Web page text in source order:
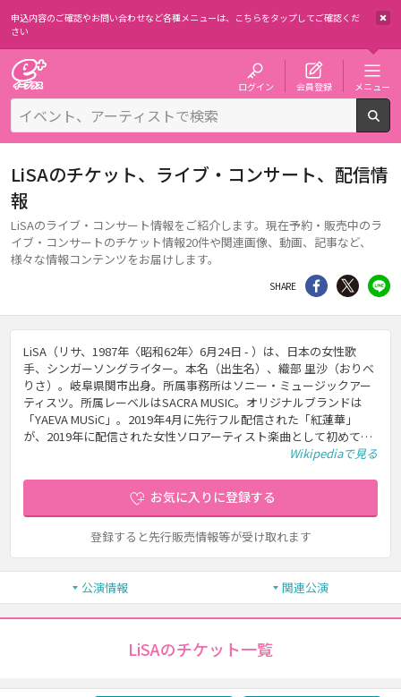
申込内容のご確認やお問い合わせなど各種メニューは、 こちらをタップしてご確認くだ
さい
ログイン 会員登録 メニュー
LiSAのチケット、ライブ・コンサート、配信情
報
LiSAのライブ・コンサート情報をご紹介します。現在予約・販売中のラ
イブ・コンサートのチケット情報20件や関連画像、動画、記事など、
様々な情報コンテンツをお届けします。
SHARE シェア Twitter
LiSA（リサ、1987年〈昭和62年〉6月24日 - ）は、日本の女性歌
手、シンガーソングライター。本名（出生名）、織部 里沙（おりべ
りさ）。岐阜県関市出身。所属事務所はソニー・ミュージックアー
ティスツ。所属レーベルはSACRA MUSIC。オリジナルブランドは
「YAEVA MUSiC」。2019年4月に先行フル配信された「紅蓮華」
が、2019年に配信された女性ソロアーティスト楽曲として初めて…
Wikipediaで見る
お気に入りに登録する
登録すると先行販売情報等が受け取れます
公演情報 関連公演
LiSAのチケット一覧